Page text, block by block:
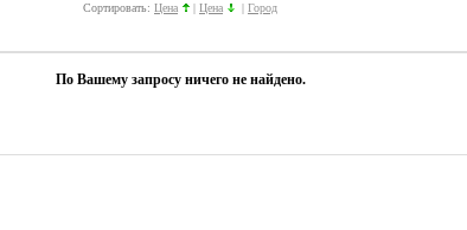
Сортировать: Цена | Цена | Город
По Вашему запросу ничего не найдено.